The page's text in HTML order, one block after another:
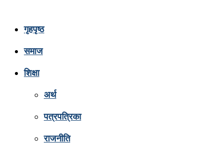
गृहपृष्ठ
समाज
शिक्षा
अर्थ
पत्रपत्रिका
राजनीति